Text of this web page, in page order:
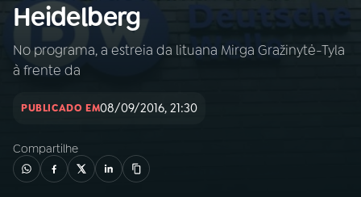
MEC
Início AO VIVO
INÍCIO
02A RÁDIO
Heidelberg
No programa, a estreia da lituana Mirga Gražinytė-Tyla
à frente da
PUBLICADO EM08/09/2016, 21:30
Compartilhe